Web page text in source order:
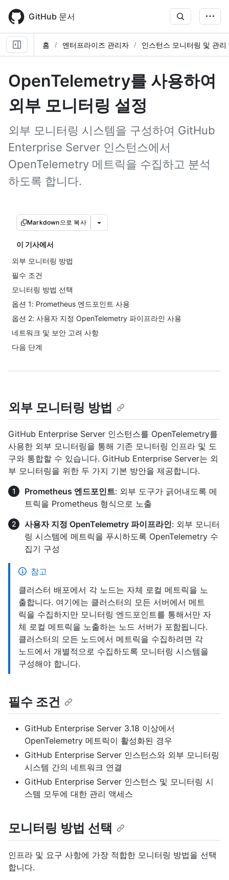
main
content
GitHub 문서
홈 엔터프라이즈 관리자 인스턴스 모니터링 및 관리
OpenTelemetry를 사용하여
외부 모니터링 설정
외부 모니터링 시스템을 구성하여 GitHub
Enterprise Server 인스턴스에서
OpenTelemetry 메트릭을 수집하고 분석
하도록 합니다.
Markdown으로 복사
이 기사에서
외부 모니터링 방법
필수 조건
모니터링 방법 선택
옵션 1: Prometheus 엔드포인트 사용
옵션 2: 사용자 지정 OpenTelemetry 파이프라인 사용
네트워크 및 보안 고려 사항
다음 단계
외부 모니터링 방법
GitHub Enterprise Server 인스턴스를 OpenTelemetry를
사용한 외부 모니터링을 통해 기존 모니터링 인프라 및 도
구와 통합할 수 있습니다. GitHub Enterprise Server는 외
부 모니터링을 위한 두 가지 기본 방안을 제공합니다.
Prometheus 엔드포인트: 외부 도구가 긁어내도록 메
트릭을 Prometheus 형식으로 노출
사용자 지정 OpenTelemetry 파이프라인: 외부 모니터
링 시스템에 메트릭을 푸시하도록 OpenTelemetry 수
집기 구성
참고
클러스터 배포에서 각 노드는 자체 로컬 메트릭을 노
출합니다. 여기에는 클러스터의 모든 서버에서 메트
릭을 수집하지만 모니터링 엔드포인트를 통해서만 자
체 로컬 메트릭을 노출하는 노드 서버가 포함됩니다.
클러스터의 모든 노드에서 메트릭을 수집하려면 각
노드에서 개별적으로 수집하도록 모니터링 시스템을
구성해야 합니다.
필수 조건
GitHub Enterprise Server 3.18 이상에서
OpenTelemetry 메트릭이 활성화된 경우
GitHub Enterprise Server 인스턴스와 외부 모니터링
시스템 간의 네트워크 연결
GitHub Enterprise Server 인스턴스 및 모니터링 시
스템 모두에 대한 관리 액세스
모니터링 방법 선택
인프라 및 요구 사항에 가장 적합한 모니터링 방법을 선택
합니다.